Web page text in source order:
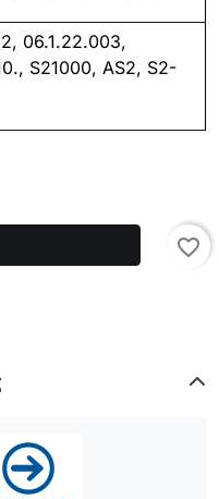
2, 06.1.22.003,
S21000, AS2, S2-
favorite_border